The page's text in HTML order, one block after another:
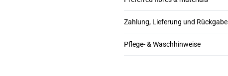
Zahlung, Lieferung und Rückgabe
Pflege- & Waschhinweise